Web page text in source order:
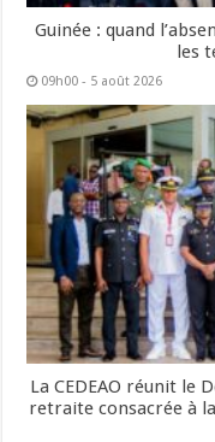
Guinée : quand
les
09h00 - 5 août 2026
La CEDEAO réunit le
retraite consacrée à